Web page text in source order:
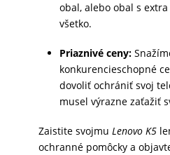
obal, alebo obal s
všetko.
Priaznivé ceny:
konkurencieschopné
dovoliť ochrániť svoj
musel výrazne zaťažiť
Zaistite svojmu Lenovo K5
ochranné pomôcky a